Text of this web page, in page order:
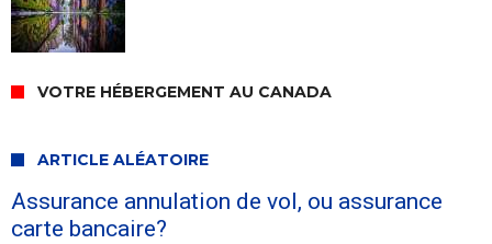
VOTRE HÉBERGEMENT AU CANADA
ARTICLE ALÉATOIRE
Assurance annulation de vol, ou assurance
carte bancaire?